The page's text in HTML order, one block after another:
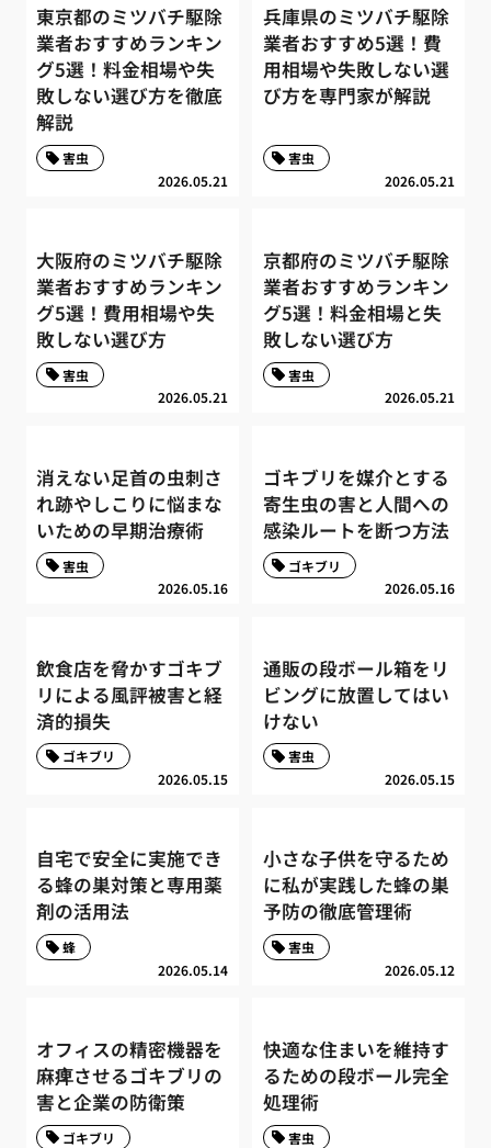
東京都のミツバチ駆除
業者おすすめランキン
グ5選！料金相場や失
敗しない選び方を徹底
解説
2026.05.21
害虫
兵庫県のミツバチ駆除
業者おすすめ5選！費
用相場や失敗しない選
び方を専門家が解説
2026.05.21
害虫
大阪府のミツバチ駆除
業者おすすめランキン
グ5選！費用相場や失
敗しない選び方
2026.05.21
害虫
京都府のミツバチ駆除
業者おすすめランキン
グ5選！料金相場と失
敗しない選び方
2026.05.21
害虫
消えない足首の虫刺さ
れ跡やしこりに悩まな
いための早期治療術
2026.05.16
害虫
ゴキブリを媒介とする
寄生虫の害と人間への
感染ルートを断つ方法
2026.05.16
ゴキブリ
飲食店を脅かすゴキブ
リによる風評被害と経
済的損失
2026.05.15
ゴキブリ
通販の段ボール箱をリ
ビングに放置してはい
けない
2026.05.15
害虫
自宅で安全に実施でき
る蜂の巣対策と専用薬
剤の活用法
2026.05.14
蜂
小さな子供を守るため
に私が実践した蜂の巣
予防の徹底管理術
2026.05.12
害虫
オフィスの精密機器を
麻痺させるゴキブリの
害と企業の防衛策
ゴキブリ
快適な住まいを維持す
るための段ボール完全
処理術
害虫